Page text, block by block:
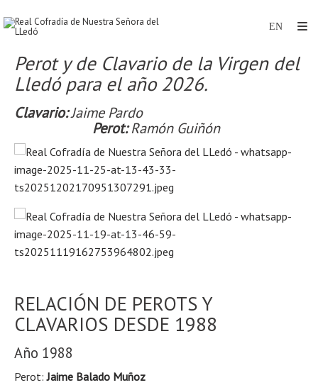
Perot y de Clavario de la Virgen del
Lledó para el año 2026.
Clavario:Jaime Pardo
Perot:Ramón Guiñón
RELACIÓN DE PEROTS Y
CLAVARIOS DESDE 1988
Año 1988
Perot:Jaime Balado Muñoz